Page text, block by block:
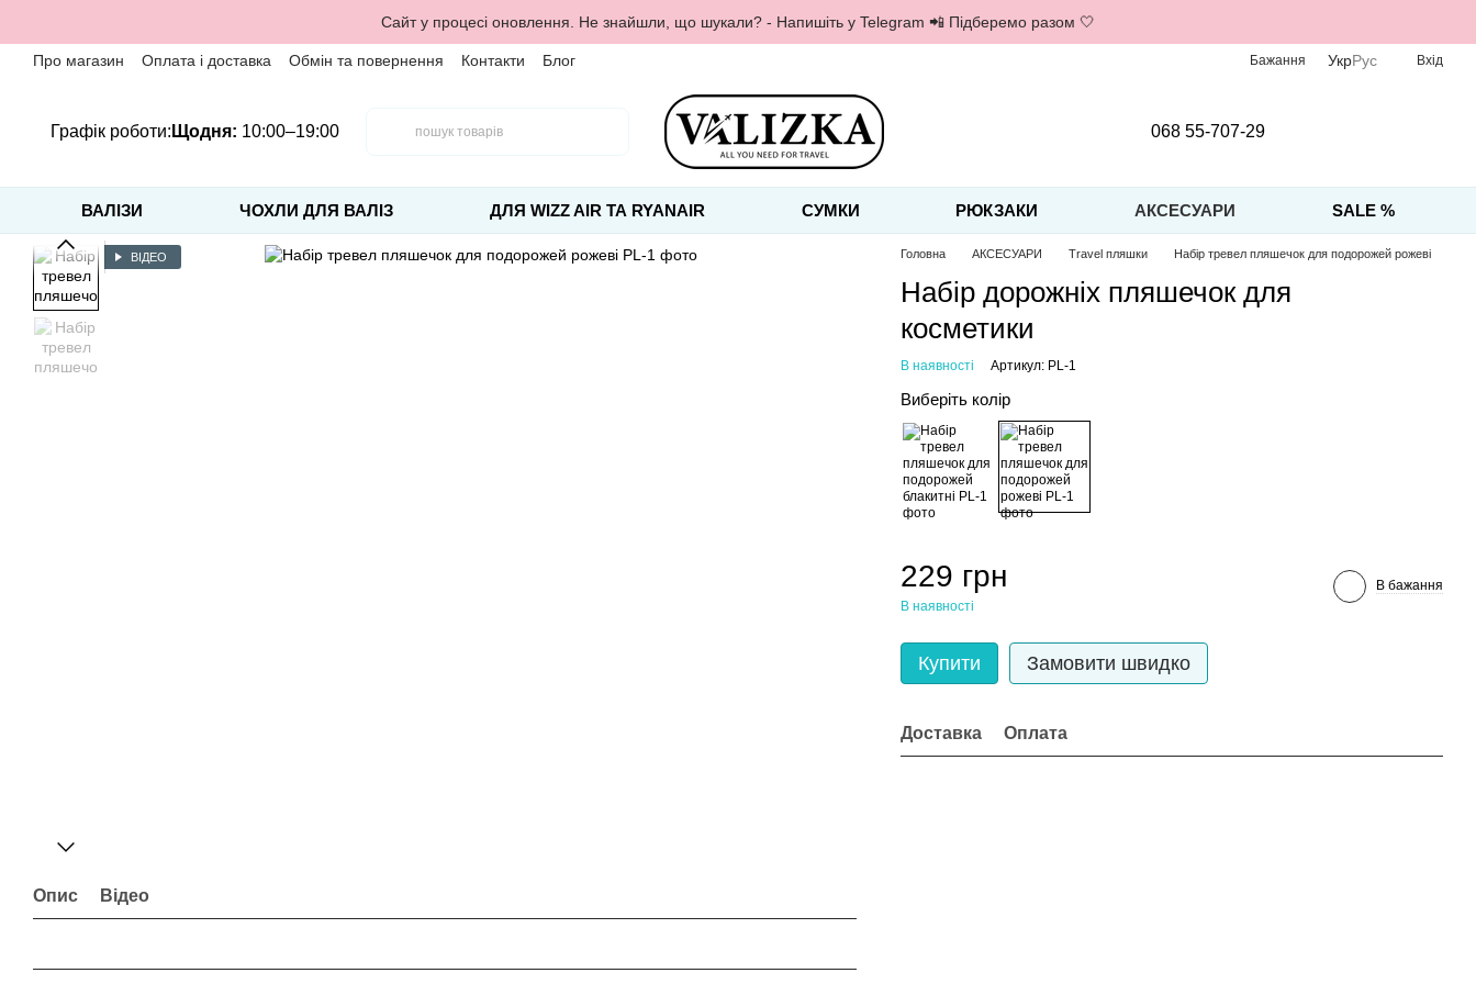
Сайт у процесі оновлення. Не знайшли, що шукали? - Напишіть у Telegram 📲 Підберемо разом 🤍
Про магазин Оплата і доставка Обмін та повернення Контакти Блог Бажання УкрРус Вхід
Графік роботи: Щодня: 10:00–19:00 068 55-707-29
ВАЛІЗИ ЧОХЛИ ДЛЯ ВАЛІЗ ДЛЯ WIZZ AIR ТА RYANAIR СУМКИ РЮКЗАКИ АКСЕСУАРИ SALE %
ВІДЕО
Опис Відео
Головна АКСЕСУАРИ Travel пляшки Набір тревел пляшечок для подорожей рожеві
Набір дорожніх пляшечок для
косметики
В наявності Артикул: PL-1
Виберіть колір
229 грн
В наявності
В бажання
Купити Замовити швидко
Доставка Оплата